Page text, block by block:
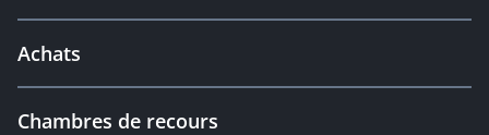
Achats
Chambres de recours